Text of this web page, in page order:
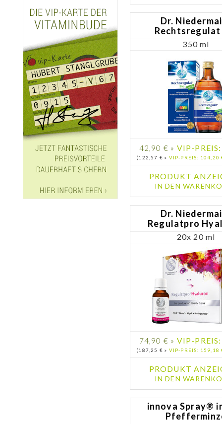
Dr.
Rechtsregulat
350 ml
42,90 € » VIP-
(122,57 € » VIP-PREIS: 104,20
PRODUKT
IN DEN
Dr.
Regulatpro
20x 20 ml
74,90 € » VIP-
(187,25 € » VIP-PREIS: 159,18
PRODUKT
IN DEN
innova Spray®